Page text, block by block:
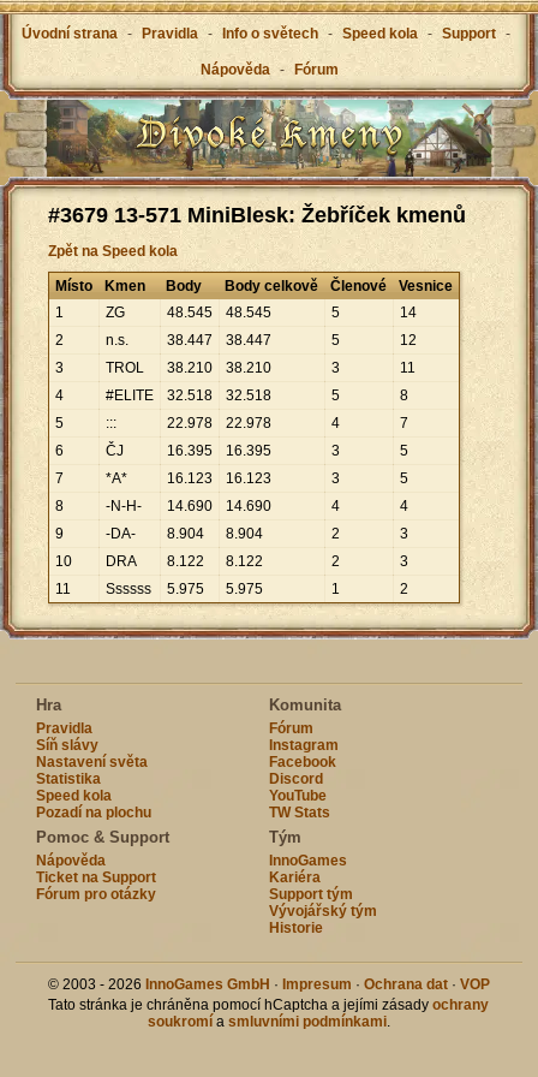
Úvodní strana - Pravidla - Info o světech - Speed kola - Support -
Nápověda - Fórum
#3679 13-571 MiniBlesk: Žebříček kmenů
Zpět na Speed kola
Místo Kmen Body Body celkově Členové
Vesnice
1
ZG 48.545 48.545 5
14
2
n.s. 38.447 38.447 5
12
3
TROL 38.210 38.210 3
11
4
#ELITE 32.518 32.518 5
8
5
::: 22.978 22.978 4
7
6
ČJ 16.395 16.395 3
5
7
*A* 16.123 16.123 3
5
8
-N-H- 14.690 14.690 4
4
9
-DA- 8.904 8.904 2
3
10
DRA 8.122 8.122 2
3
11
Ssssss 5.975 5.975 1 2
Hra
Pravidla
Síň slávy
Nastavení světa
Statistika
Speed kola
Pozadí na plochu
Komunita
Fórum
Instagram
Facebook
Discord
YouTube
TW Stats
Pomoc & Support
Nápověda
Ticket na Support
Fórum pro otázky
Tým
InnoGames
Kariéra
Support tým
Vývojářský tým
Historie
© 2003 - 2026 InnoGames GmbH · Impresum · Ochrana dat · VOP
Tato stránka je chráněna pomocí hCaptcha a jejími zásadyochrany
soukromía smluvními podmínkami.